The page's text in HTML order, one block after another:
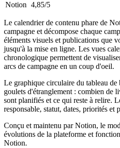
Notion 4,85/5
Le calendrier de contenu phare de
campagne et décompose chaque
éléments visuels et publications que
jusqu'à la mise en ligne. Les vues
chronologique permettent de
arcs de campagne en un coup d'oeil.
Le graphique circulaire du tableau
goulets d'étranglement : combien de
sont planifiés et ce qui reste à relire.
responsable, statut, dates, priorités et
Conçu et maintenu par Notion, le
évolutions de la plateforme et
Notion.